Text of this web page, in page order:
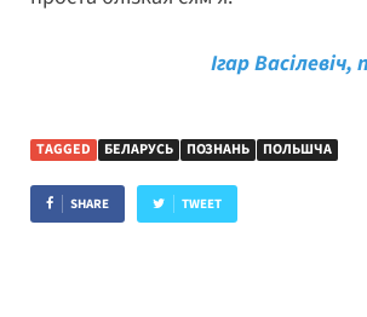
Ігар
TAGGED БЕЛАРУСЬ ПОЗНАНЬ ПОЛЬШЧА
SHARE TWEET